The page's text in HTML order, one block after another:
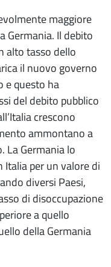
maggiore
Germania. Il debito
alto tasso dello
il nuovo governo
e questo ha
del debito pubblico
crescono
ammontano a
La Germania lo
per un valore di
diversi Paesi,
di disoccupazione
a quello
della Germania